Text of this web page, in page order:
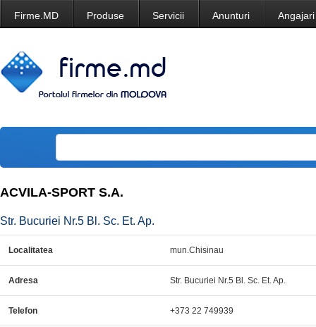
Firme.MD Produse Servicii Anunturi Angajari
ACVILA-SPORT S.A.
Str. Bucuriei Nr.5 Bl. Sc. Et. Ap.
Localitatea mun.Chisinau
Adresa Str. Bucuriei Nr.5 Bl. Sc. Et. Ap.
Telefon +373 22 749939